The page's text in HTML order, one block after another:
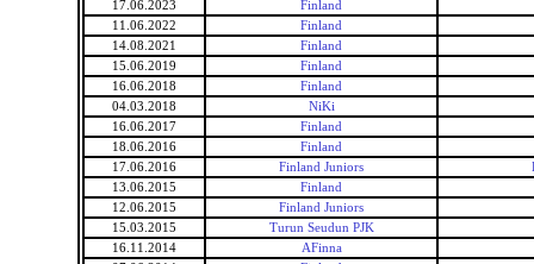
17.06.2023
Finland
11.06.2022
Finland
14.08.2021
Finland
15.06.2019
Finland
16.06.2018
Finland
04.03.2018
NiKi
16.06.2017
Finland
18.06.2016
Finland
17.06.2016
Finland Juniors
13.06.2015
Finland
12.06.2015
Finland Juniors
15.03.2015
Turun Seudun PJK
16.11.2014
AFinna